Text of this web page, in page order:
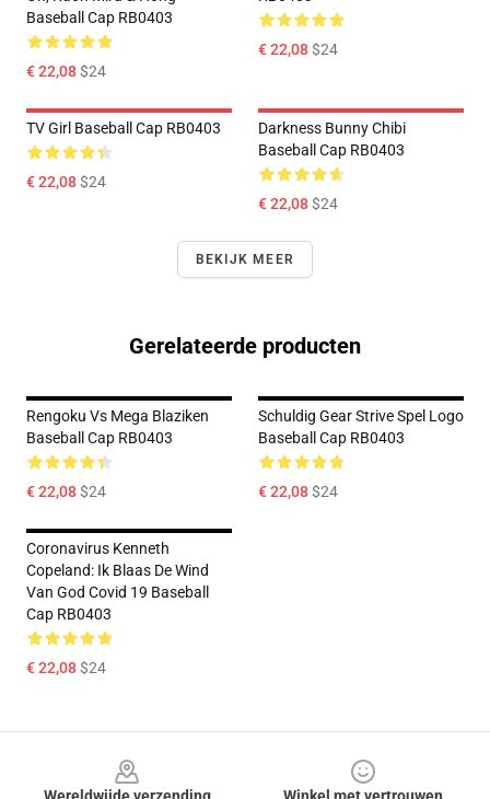
Baseball Cap RB0403
€ 22,08$24
€ 22,08$24
TV Girl Baseball Cap RB0403
€ 22,08$24
Darkness Bunny Chibi
Baseball Cap RB0403
€ 22,08$24
BEKIJK MEER
Gerelateerde producten
Rengoku Vs Mega Blaziken
Baseball Cap RB0403
€ 22,08$24
Schuldig Gear Strive Spel Logo
Baseball Cap RB0403
€ 22,08$24
Coronavirus Kenneth
Copeland: Ik Blaas De Wind
Van God Covid 19 Baseball
Cap RB0403
€ 22,08$24